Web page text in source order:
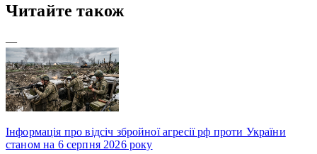
Читайте також
—
Інформація про відсіч збройної агресії рф проти України
станом на 6 серпня 2026 року